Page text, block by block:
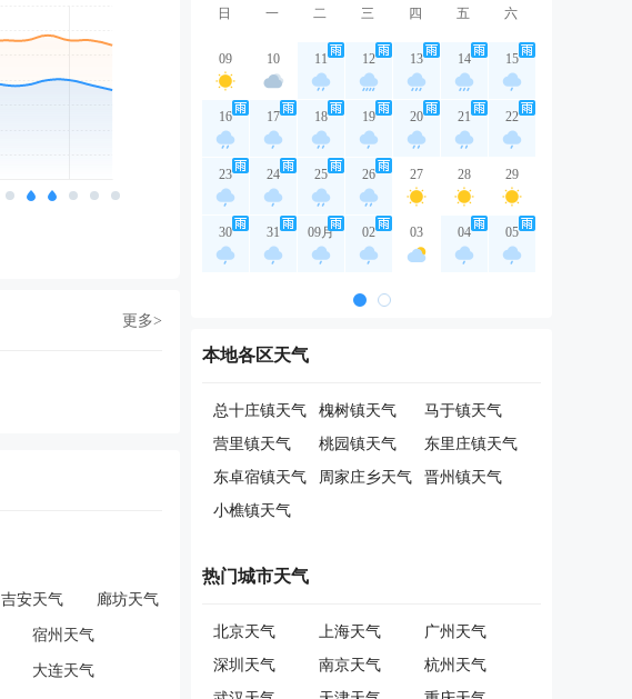
更多>
吉安天气 廊坊天气
宿州天气
大连天气
日 一 二 三 四 五 六
09 10 11 12 13 14 15
16 17 18 19 20 21 22
23 24 25 26 27 28 29
30 31 09月 02 03 04 05
本地各区天气
总十庄镇天气 槐树镇天气
马于镇天气
营里镇天气
桃园镇天气
东里庄镇天气
东卓宿镇天气
周家庄乡天气
晋州镇天气
小樵镇天气
热门城市天气
北京天气 上海天气
广州天气
深圳天气
南京天气
杭州天气